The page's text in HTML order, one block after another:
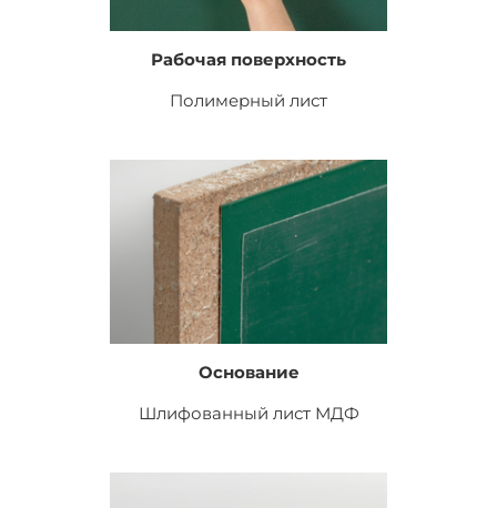
Рабочая поверхность
Полимерный лист
Основание
Шлифованный лист МДФ